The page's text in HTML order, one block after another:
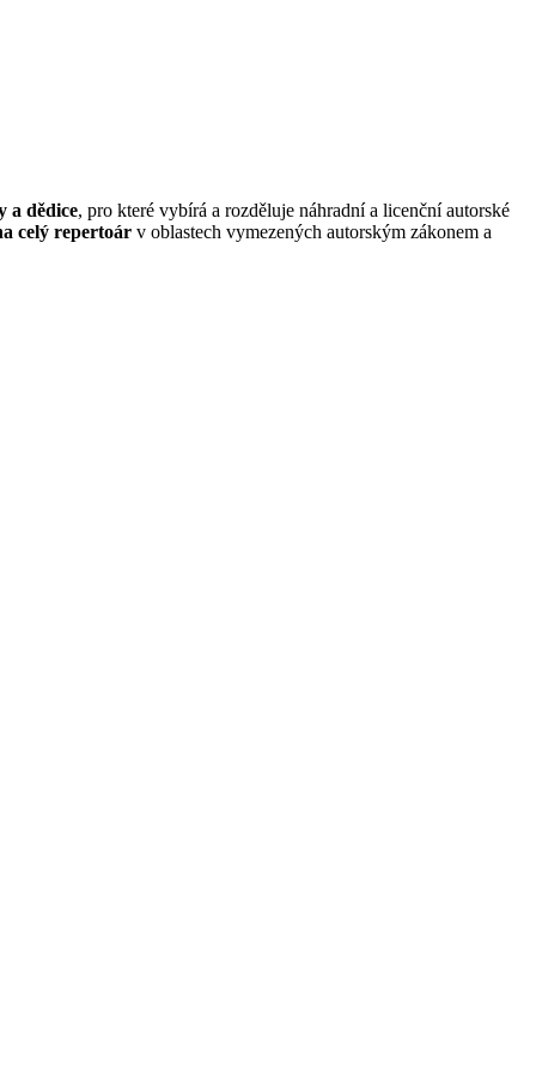
a dědice, pro které vybírá a rozděluje náhradní a licenční autorské
celý repertoár v oblastech vymezených autorským zákonem a